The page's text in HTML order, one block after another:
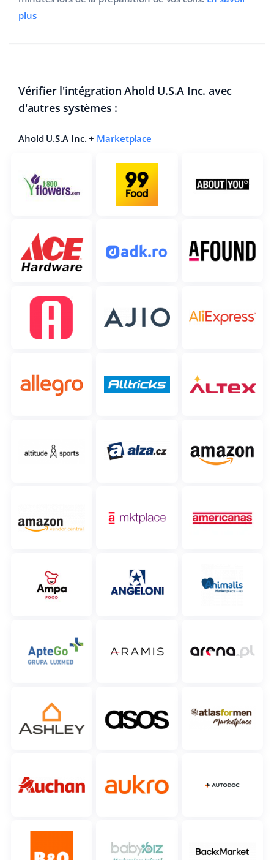
plus
Vérifier l'intégration Ahold U.S.A Inc. avec
d'autres systèmes :
Ahold U.S.A Inc. + Marketplace